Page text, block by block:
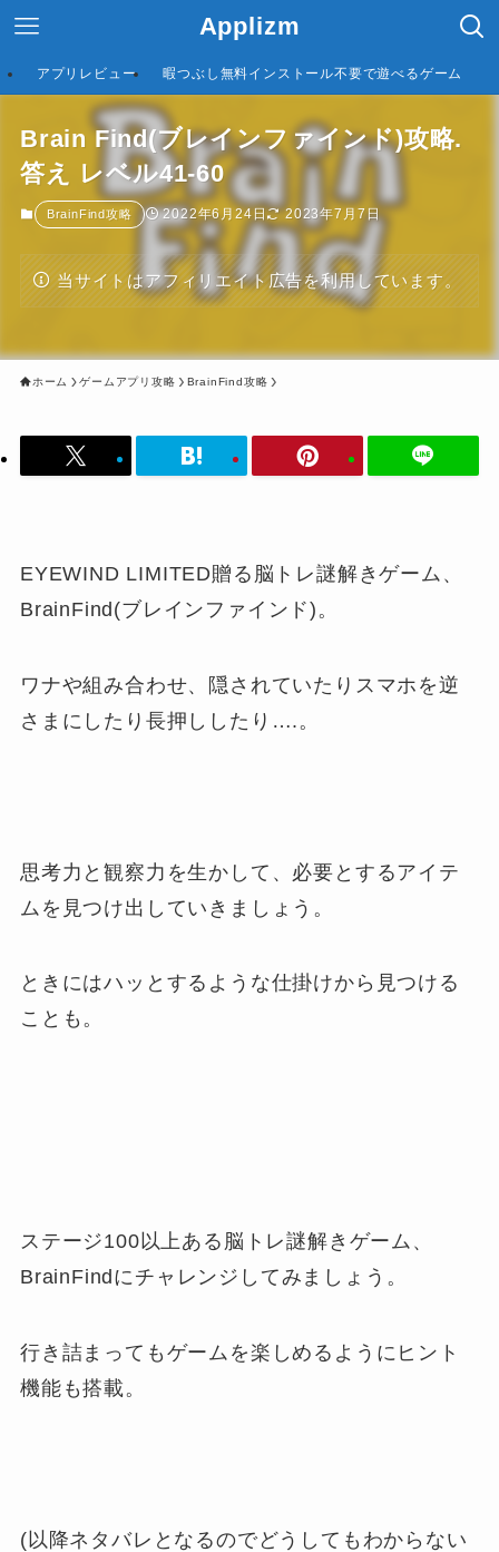
Applizm
アプリレビュー 暇つぶし無料インストール不要で遊べるゲーム
Brain Find(ブレインファインド)攻略.
答え レベル41-60
BrainFind攻略 2022年6月24日 2023年7月7日
当サイトはアフィリエイト広告を利用しています。
ホーム ゲームアプリ攻略 BrainFind攻略
EYEWIND LIMITED贈る脳トレ謎解きゲーム、
BrainFind(ブレインファインド)。
ワナや組み合わせ、隠されていたりスマホを逆
さまにしたり長押ししたり….。
思考力と観察力を生かして、必要とするアイテ
ムを見つけ出していきましょう。
ときにはハッとするような仕掛けから見つける
ことも。
ステージ100以上ある脳トレ謎解きゲーム、
BrainFindにチャレンジしてみましょう。
行き詰まってもゲームを楽しめるようにヒント
機能も搭載。
(以降ネタバレとなるのでどうしてもわからない